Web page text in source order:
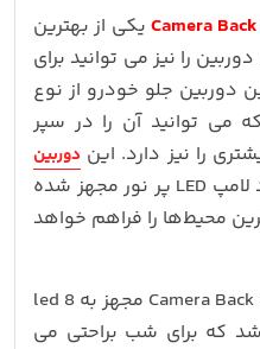
یکی از بهترین
را نیز می توانید برای
دوربین جلو خودرو از نوع
توانید آن را در سپر
را نیز دارد. این دوربین
به 8 عدد لامپ LED پر نور مجهز شده
محیط‌ها را فراهم خواهد
دوربین جلو دید در شب Camera Back 8 LED مجهز به 8 led
که برای شب براحتی می